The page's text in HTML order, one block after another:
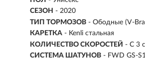
СЕЗОН - 2020
ТИП ТОРМОЗОВ - Ободные (V-
КАРЕТКА - Kenli стальная
КОЛИЧЕСТВО СКОРОСТЕЙ - С 3
СИСТЕМА ШАТУНОВ - FWD GS-